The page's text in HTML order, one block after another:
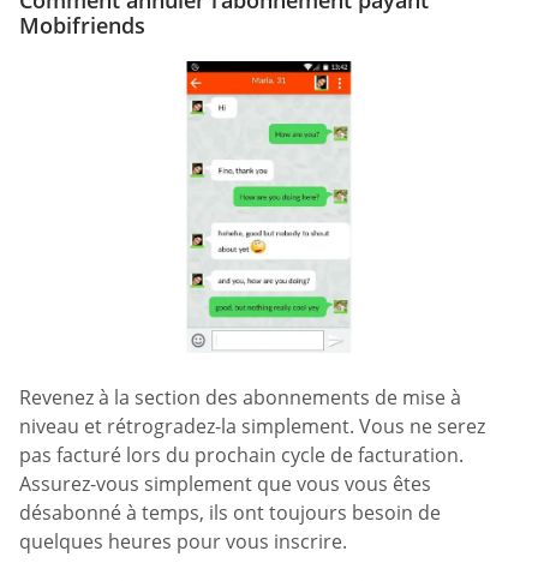
Mobifriends
Revenez à la section des abonnements de mise à
niveau et rétrogradez-la simplement. Vous ne serez
pas facturé lors du prochain cycle de facturation.
Assurez-vous simplement que vous vous êtes
désabonné à temps, ils ont toujours besoin de
quelques heures pour vous inscrire.